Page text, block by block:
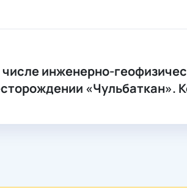
инженерно-
«Чульбаткан».